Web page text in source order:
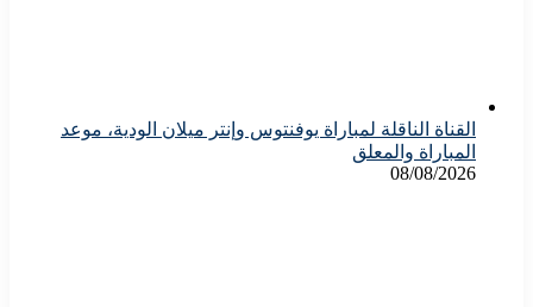
القناة الناقلة لمباراة يوفنتوس وإنتر ميلان الودية، موعد
المباراة والمعلق
08/08/2026